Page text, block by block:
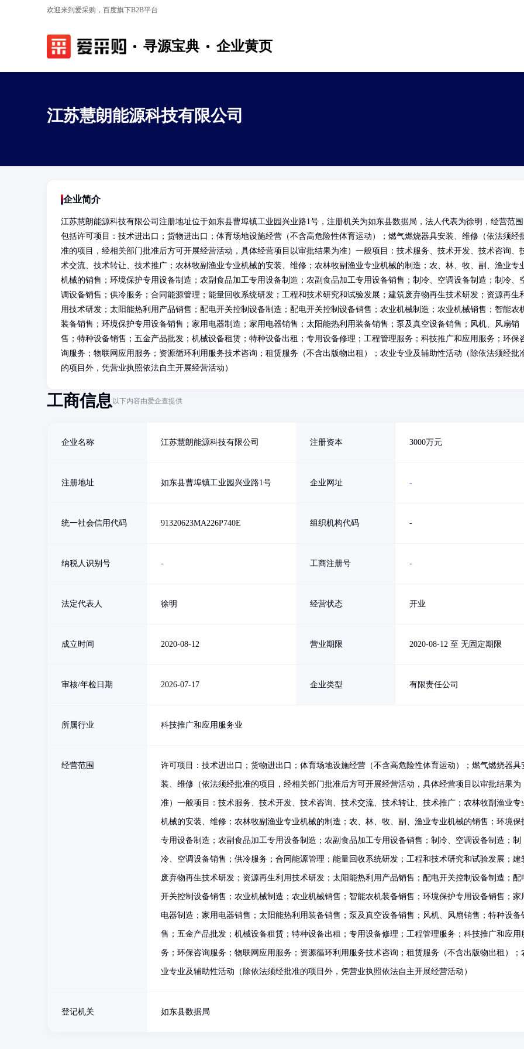
欢迎来到爱采购，百度旗下B2B平台
寻源宝典 企业黄页
江苏慧朗能源科技有限公司
企业简介
江苏慧朗能源科技有限公司注册地址位于如东县曹埠镇工业园兴业路1号，注册机关为如东县数据局，法人代表为徐明，经营范围
包括许可项目：技术进出口；货物进出口；体育场地设施经营（不含高危险性体育运动）；燃气燃烧器具安装、维修（依法须经
准的项目，经相关部门批准后方可开展经营活动，具体经营项目以审批结果为准）一般项目：技术服务、技术开发、技术咨询、
术交流、技术转让、技术推广；农林牧副渔业专业机械的安装、维修；农林牧副渔业专业机械的制造；农、林、牧、副、渔业专
机械的销售；环境保护专用设备制造；农副食品加工专用设备制造；农副食品加工专用设备销售；制冷、空调设备制造；制冷、
调设备销售；供冷服务；合同能源管理；能量回收系统研发；工程和技术研究和试验发展；建筑废弃物再生技术研发；资源再生
用技术研发；太阳能热利用产品销售；配电开关控制设备制造；配电开关控制设备销售；农业机械制造；农业机械销售；智能农
装备销售；环境保护专用设备销售；家用电器制造；家用电器销售；太阳能热利用装备销售；泵及真空设备销售；风机、风扇销
售；特种设备销售；五金产品批发；机械设备租赁；特种设备出租；专用设备修理；工程管理服务；科技推广和应用服务；环保
询服务；物联网应用服务；资源循环利用服务技术咨询；租赁服务（不含出版物出租）；农业专业及辅助性活动（除依法须经批
的项目外，凭营业执照依法自主开展经营活动）
工商信息以下内容由爱企查提供
企业名称 江苏慧朗能源科技有限公司 注册资本 3000万元
注册地址 如东县曹埠镇工业园兴业路1号 企业网址 -
统一社会信用代码 91320623MA226P740E 组织机构代码 -
纳税人识别号 - 工商注册号 -
法定代表人 徐明 经营状态 开业
成立时间 2020-08-12 营业期限 2020-08-12 至 无固定期限
审核/年检日期 2026-07-17 企业类型 有限责任公司
所属行业 科技推广和应用服务业
经营范围 许可项目：技术进出口；货物进出口；体育场地设施经营（不含高危险性体育运动）；燃气燃烧器具
装、维修（依法须经批准的项目，经相关部门批准后方可开展经营活动，具体经营项目以审批结果为
准）一般项目：技术服务、技术开发、技术咨询、技术交流、技术转让、技术推广；农林牧副渔业专
机械的安装、维修；农林牧副渔业专业机械的制造；农、林、牧、副、渔业专业机械的销售；环境保
专用设备制造；农副食品加工专用设备制造；农副食品加工专用设备销售；制冷、空调设备制造；制
冷、空调设备销售；供冷服务；合同能源管理；能量回收系统研发；工程和技术研究和试验发展；建
废弃物再生技术研发；资源再生利用技术研发；太阳能热利用产品销售；配电开关控制设备制造；配
开关控制设备销售；农业机械制造；农业机械销售；智能农机装备销售；环境保护专用设备销售；家
电器制造；家用电器销售；太阳能热利用装备销售；泵及真空设备销售；风机、风扇销售；特种设备
售；五金产品批发；机械设备租赁；特种设备出租；专用设备修理；工程管理服务；科技推广和应用
务；环保咨询服务；物联网应用服务；资源循环利用服务技术咨询；租赁服务（不含出版物出租）；
业专业及辅助性活动（除依法须经批准的项目外，凭营业执照依法自主开展经营活动）
登记机关 如东县数据局